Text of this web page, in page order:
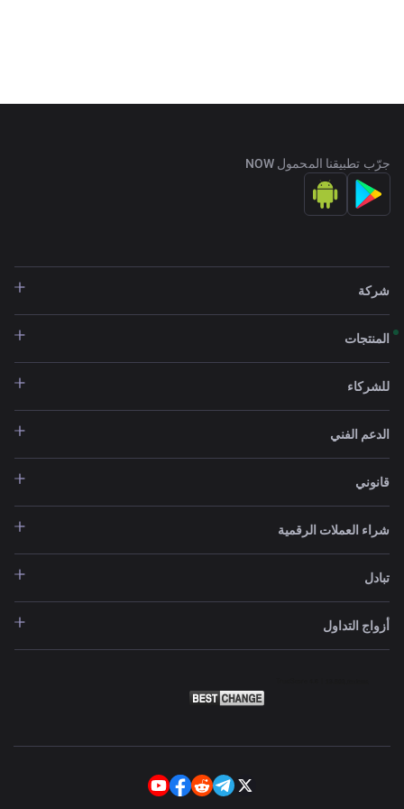
جرّب تطبيقنا المحمول NOW
شركة
المنتجات
للشركاء
الدعم الفني
قانوني
شراء العملات الرقمية
تبادل
أزواج التداول